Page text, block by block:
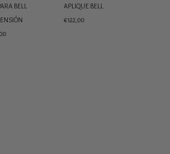
BELL
APLIQUE BELL
€122,00